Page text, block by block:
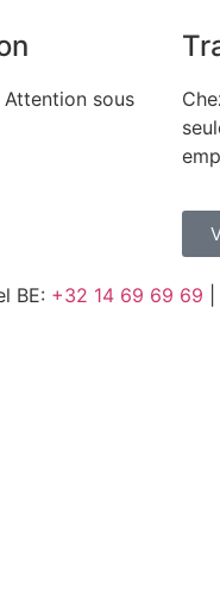
sous
BE: +32 14 69 69 69